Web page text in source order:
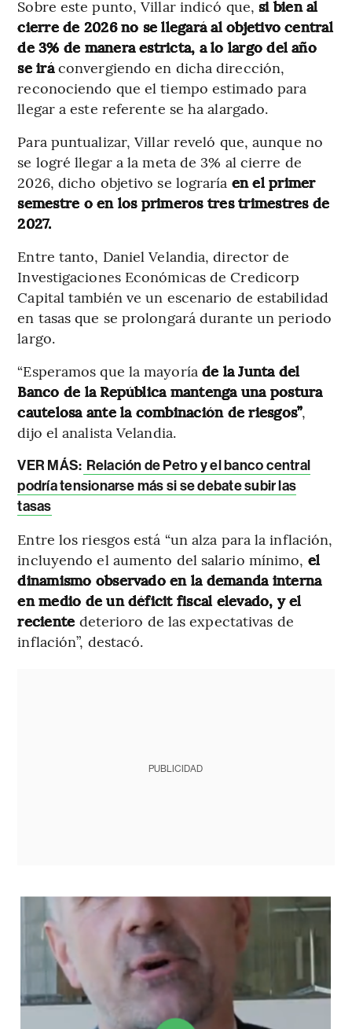
Sobre este punto, Villar indicó que, si bien al
cierre de 2026 no se llegará al objetivo central
de 3% de manera estricta, a lo largo del año
se iráconvergiendo en dicha dirección,
reconociendo que el tiempo estimado para
llegar a este referente se ha alargado.
Para puntualizar, Villar reveló que, aunque no
se logré llegar a la meta de 3% al cierre de
2026, dicho objetivo se lograría en el primer
semestre o en los primeros tres trimestres de
2027.
Entre tanto, Daniel Velandia, director de
Investigaciones Económicas de Credicorp
Capital también ve un escenario de estabilidad
en tasas que se prolongará durante un periodo
largo.
“Esperamos que la mayoría de la Junta del
Banco de la República mantenga una postura
cautelosa ante la combinación de riesgos”,
dijo el analista Velandia.
VER MÁS: Relación de Petro y el banco central
podría tensionarse más si se debate subir las
tasas
Entre los riesgos está “un alza para la inflación,
incluyendo el aumento del salario mínimo, el
dinamismo observado en la demanda interna
en medio de un déficit fiscal elevado, y el
reciente deterioro de las expectativas de
inflación”, destacó.
PUBLICIDAD